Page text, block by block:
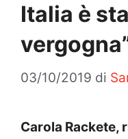
Italia è
03/10/2019 di
Carola Rackete,